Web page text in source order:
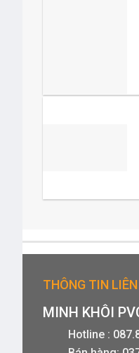
THÔNG TIN LIÊN
MINH KHÔI
Hotline :